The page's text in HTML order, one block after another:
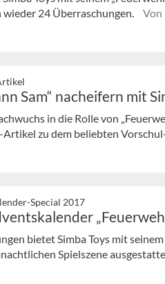
24 Überraschungen.
Sam“ nacheifern mit
in die Rolle von
zu dem beliebten
Special 2017
bietet Simba Toys mit
Spielszene